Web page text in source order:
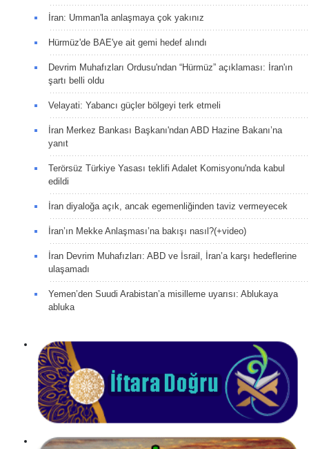
İran: Umman'la anlaşmaya çok yakınız
Hürmüz'de BAE'ye ait gemi hedef alındı
Devrim Muhafızları Ordusu'ndan “Hürmüz” açıklaması: İran'ın
şartı belli oldu
Velayati: Yabancı güçler bölgeyi terk etmeli
İran Merkez Bankası Başkanı'ndan ABD Hazine Bakanı’na
yanıt
Terörsüz Türkiye Yasası teklifi Adalet Komisyonu'nda kabul
edildi
İran diyaloğa açık, ancak egemenliğinden taviz vermeyecek
İran’ın Mekke Anlaşması’na bakışı nasıl?(+video)
İran Devrim Muhafızları: ABD ve İsrail, İran’a karşı hedeflerine
ulaşamadı
Yemen’den Suudi Arabistan’a misilleme uyarısı: Ablukaya
abluka